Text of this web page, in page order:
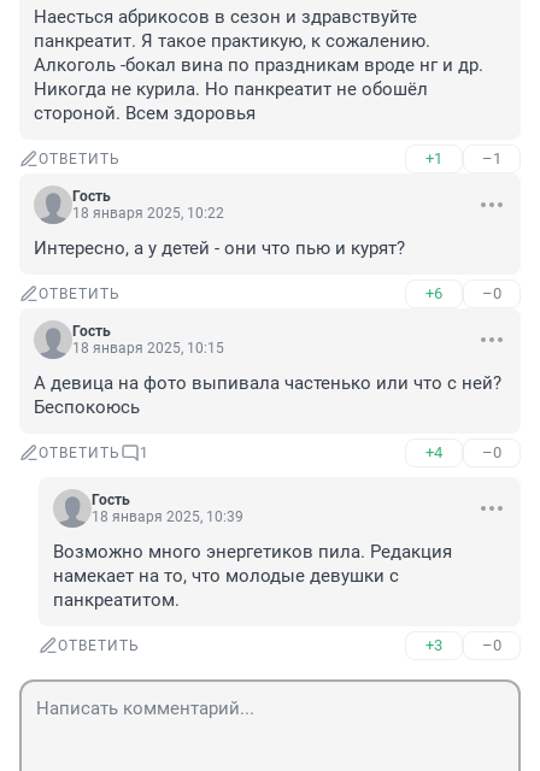
Наесться абрикосов в сезон и здравствуйте
панкреатит. Я такое практикую, к сожалению.
Алкоголь -бокал вина по праздникам вроде нг и др.
Никогда не курила. Но панкреатит не обошёл
стороной. Всем здоровья
ОТВЕТИТЬ +1 –1
Гость
18 января 2025, 10:22
Интересно, а у детей - они что пью и курят?
ОТВЕТИТЬ +6 –0
Гость
18 января 2025, 10:15
А девица на фото выпивала частенько или что с ней?
Беспокоюсь
ОТВЕТИТЬ 1 +4 –0
Гость
18 января 2025, 10:39
Возможно много энергетиков пила. Редакция
намекает на то, что молодые девушки с
панкреатитом.
ОТВЕТИТЬ +3 –0